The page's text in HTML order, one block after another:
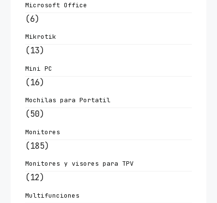
Microsoft Office
(6)
Mikrotik
(13)
Mini PC
(16)
Mochilas para Portatil
(50)
Monitores
(185)
Monitores y visores para TPV
(12)
Multifunciones